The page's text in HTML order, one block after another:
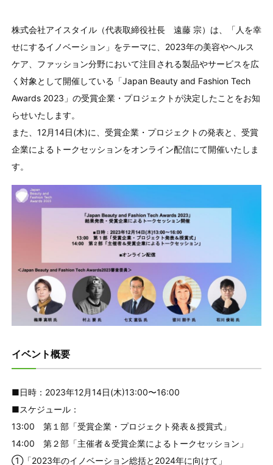
株式会社アイスタイル（代表取締役社長 遠藤 宗）は、「人を幸
せにするイノベーション」をテーマに、2023年の美容やヘルス
ケア、ファッション分野において注目される製品やサービスを広
く対象として開催している「Japan Beauty and Fashion Tech
Awards 2023」の受賞企業・プロジェクトが決定したことをお知
らせいたします。
また、12月14日(木)に、受賞企業・プロジェクトの発表と、受賞
企業によるトークセッションをオンライン配信にて開催いたしま
す。
イベント概要
■日時：2023年12月14日(木)13:00〜16:00
■スケジュール：
13:00 第１部「受賞企業・プロジェクト発表＆授賞式」
14:00 第２部「主催者＆受賞企業によるトークセッション」
①「2023年のイノベーション総括と2024年に向けて」